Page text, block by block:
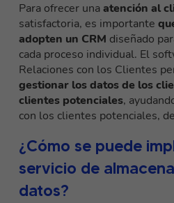
Para ofrecer unaatención al
satisfactoria, es importante
adopten un CRM diseñado
cada proceso individual. El
Relaciones con los Clientes
gestionar los datos de los
clientes potenciales,
con los clientes potenciales,
¿Cómo se puede
servicio de
datos?